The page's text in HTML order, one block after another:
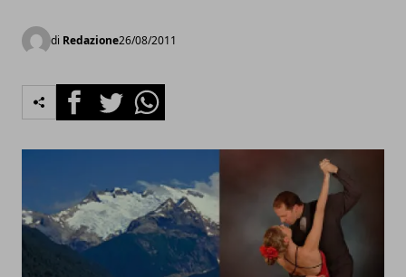
di Redazione26/08/2011
FacebookTwitterWhatsapp